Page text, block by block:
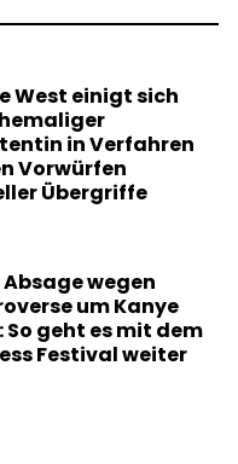
West einigt sich
in Verfahren
Vorwürfen
Übergriffe
wegen
um Kanye
So geht es mit dem
Festival weiter